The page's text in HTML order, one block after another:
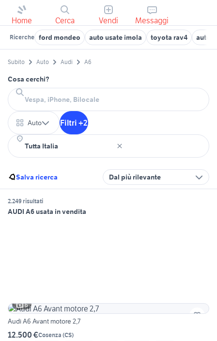
Home Cerca Vendi Messaggi
Ricerche ford mondeo auto usate imola toyota rav4 auto
Subito Auto Audi A6
Cosa cerchi?
Auto Filtri +2
Salva ricerca Dal più rilevante
2.249 risultati
AUDI A6 usata in vendita
6
Audi A6 Avant motore 2,7
12.500 €Cosenza (CS)